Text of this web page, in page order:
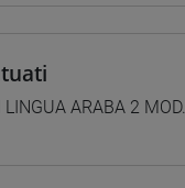
LINGUA ARABA 2